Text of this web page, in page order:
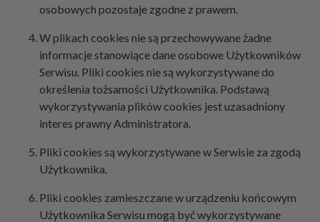
osobowych pozostaje zgodne z prawem.
W plikach cookies nie są przechowywane żadne
informacje stanowiące dane osobowe Użytkowników
Serwisu. Pliki cookies nie są wykorzystywane do
określenia tożsamości Użytkownika. Podstawą
wykorzystywania plików cookies jest uzasadniony
interes prawny Administratora.
Pliki cookies są wykorzystywane w Serwisie za zgodą
Użytkownika.
Pliki cookies zamieszczane w urządzeniu końcowym
Użytkownika Serwisu mogą być wykorzystywane